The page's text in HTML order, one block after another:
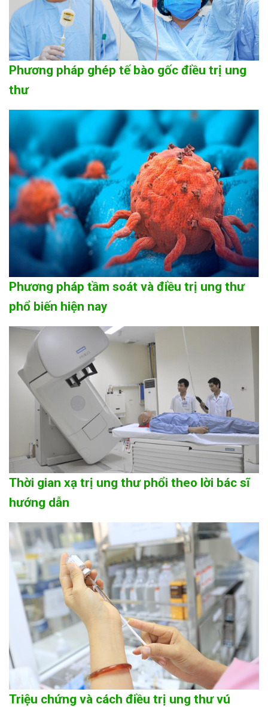
Phương pháp ghép tế bào gốc điều trị ung
thư
Phương pháp tầm soát và điều trị ung thư
phổ biến hiện nay
Thời gian xạ trị ung thư phổi theo lời bác sĩ
hướng dẫn
Triệu chứng và cách điều trị ung thư vú